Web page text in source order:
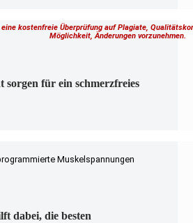
kostenfreie Überprüfung auf Plagiate,
Möglichkeit, Änderungen vorzunehmen.
sorgen für ein schmerzfreies
Muskelspannungen
dabei, die besten